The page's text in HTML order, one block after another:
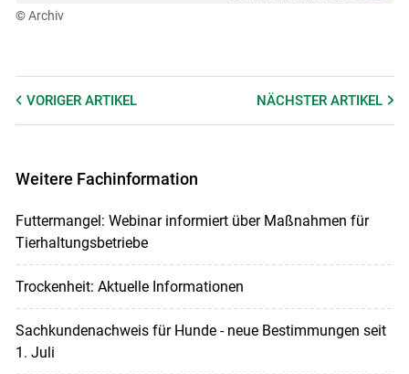
© Archiv
VORIGER ARTIKEL NÄCHSTERARTIKEL
Weitere Fachinformation
Futtermangel: Webinar informiert über Maßnahmen für
Tierhaltungsbetriebe
Trockenheit: Aktuelle Informationen
Sachkundenachweis für Hunde - neue Bestimmungen seit
1. Juli